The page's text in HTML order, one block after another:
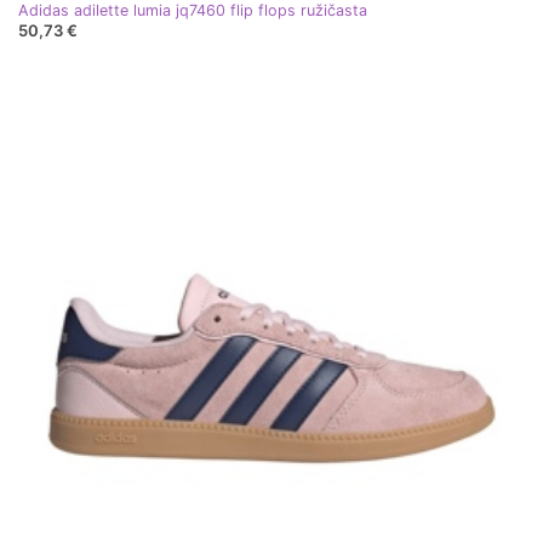
Adidas adilette lumia jq7460 flip flops ružičasta
50,73 €